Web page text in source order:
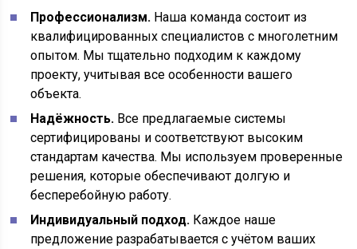
Профессионализм. Наша команда состоит из
квалифицированных специалистов с многолетним
опытом. Мы тщательно подходим к каждому
проекту, учитывая все особенности вашего
объекта.
Надёжность. Все предлагаемые системы
сертифицированы и соответствуют высоким
стандартам качества. Мы используем проверенные
решения, которые обеспечивают долгую и
бесперебойную работу.
Индивидуальный подход. Каждое наше
предложение разрабатывается с учётом ваших